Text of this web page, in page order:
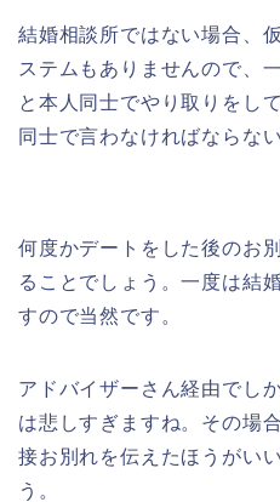
結婚相談所ではない場合、
ステムもありませんので、
と本人同士でやり取りをし
同士で言わなければならな
何度かデートをした後のお
ることでしょう。一度は結
すので当然です。
アドバイザーさん経由でし
は悲しすぎますね。その場
接お別れを伝えたほうがい
う。